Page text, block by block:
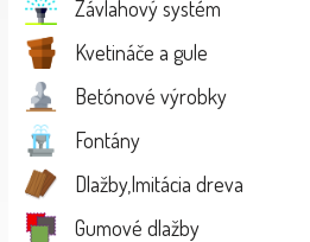
Závlahový systém
Kvetináče a gule
Betónové výrobky
Fontány
Dlažby,Imitácia dreva
Gumové dlažby